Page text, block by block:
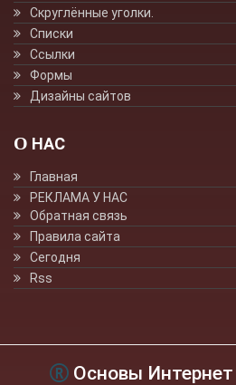
Скруглённые уголки.
Списки
Ссылки
Формы
Дизайны сайтов
О НАС
Главная
РЕКЛАМА У НАС
Обратная связь
Правила сайта
Сегодня
Rss
Основы Интернет